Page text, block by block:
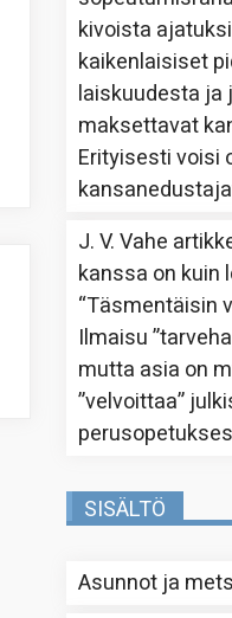
kivoista
kaikenlaisiset
laiskuudesta ja
maksettavat
Erityisesti voisi
J. V. Vahe
kanssa on kuin
“Täsmentäisin
Ilmaisu
mutta asia on
”velvoittaa”
SISÄLTÖ
Asunnot ja